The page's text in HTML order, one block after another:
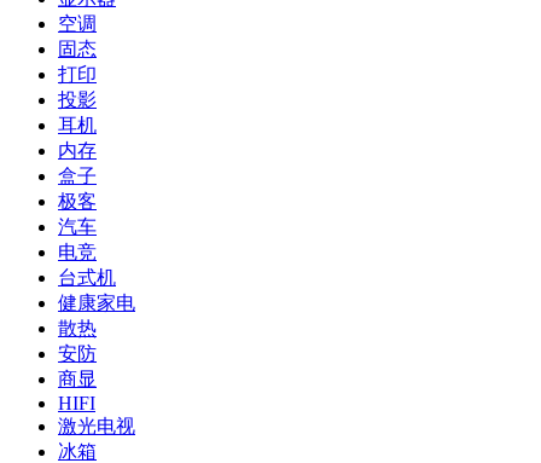
空调
固态
打印
投影
耳机
内存
盒子
极客
汽车
电竞
台式机
健康家电
散热
安防
商显
HIFI
激光电视
冰箱